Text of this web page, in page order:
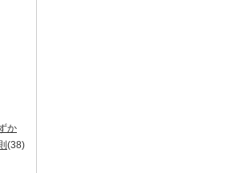
か
(38)